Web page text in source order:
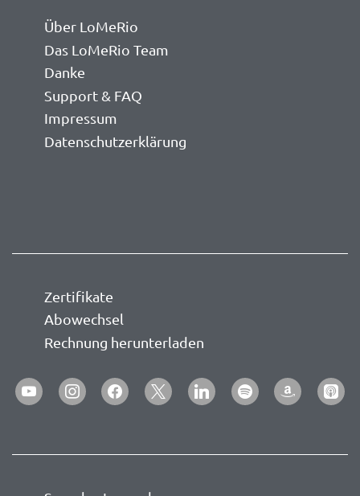
Über LoMeRio
Das LoMeRio Team
Danke
Support & FAQ
Impressum
Datenschutzerklärung
Zertifikate
Abowechsel
Rechnung herunterladen
youtubeinstagramfacebook
x linkedinspotifyamazonapple-